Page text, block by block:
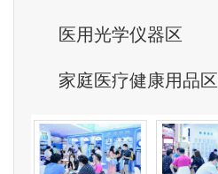
医用光学仪器区
家庭医疗健康用品区